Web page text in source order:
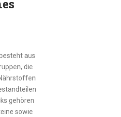
aus
die
gehören
sowie